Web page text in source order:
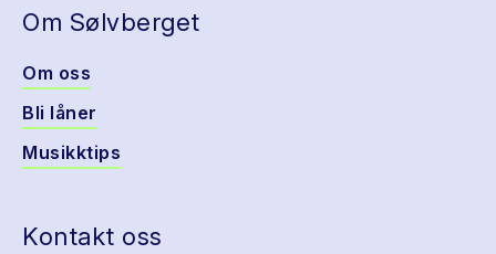
Om Sølvberget
Om oss
Bli låner
Musikktips
Kontakt oss